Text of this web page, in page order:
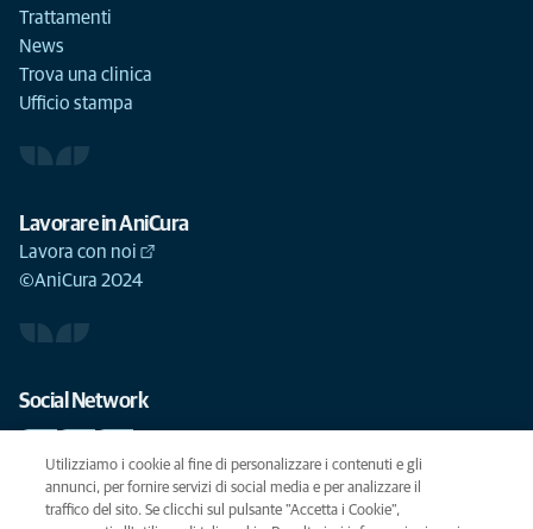
Trattamenti
News
Trova una clinica
Ufficio stampa
Lavorare in AniCura
Lavora con noi
©AniCura 2024
Social Network
Utilizziamo i cookie al fine di personalizzare i contenuti e gli
annunci, per fornire servizi di social media e per analizzare il
traffico del sito. Se clicchi sul pulsante "Accetta i Cookie",